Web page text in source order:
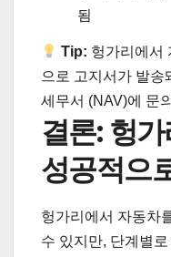
됨
Tip: 헝가리에서
으로 고지서가 발송
세무서 (NAV)에 문
결론: 헝
성공적으
헝가리에서 자동차
수 있지만, 단계별